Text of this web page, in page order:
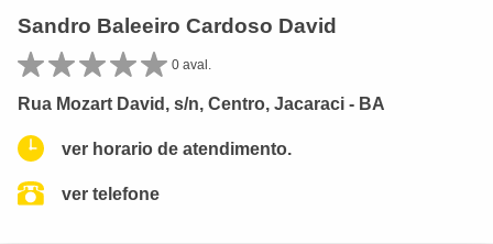
Sandro Baleeiro Cardoso David
0 aval.
Rua Mozart David, s/n, Centro, Jacaraci - BA
ver horario de atendimento.
ver telefone